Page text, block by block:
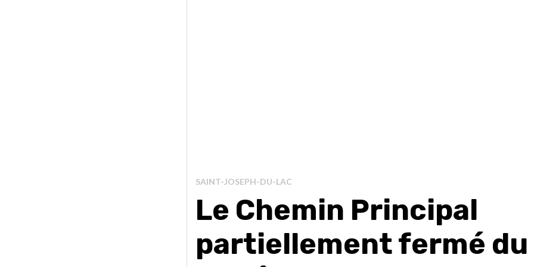
SAINT-JOSEPH-DU-LAC
Le Chemin Principal
partiellement fermé du